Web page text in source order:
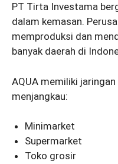
PT Tirta Investama
dalam kemasan.
memproduksi dan
banyak daerah di
AQUA memiliki
menjangkau:
Minimarket
Supermarket
Toko grosir